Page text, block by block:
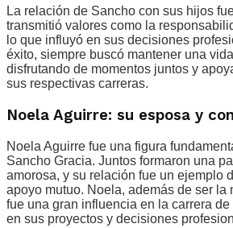
La relación de Sancho con sus hijos
transmitió valores como la
lo que influyó en sus decisiones
éxito, siempre buscó mantener una
disfrutando de momentos juntos y
sus respectivas carreras.
Noela Aguirre: su esposa y
Noela Aguirre fue una figura
Sancho Gracia. Juntos formaron una
amorosa, y su relación fue un ejemplo
apoyo mutuo. Noela, además de ser la
fue una gran influencia en la carrera
en sus proyectos y decisiones